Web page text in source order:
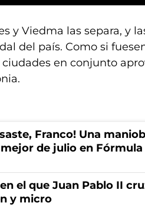
y Viedma las separa, y
del país. Como si
ciudades en conjunto
Franco! Una
de julio en Fórmula
el que Juan Pablo II
y micro